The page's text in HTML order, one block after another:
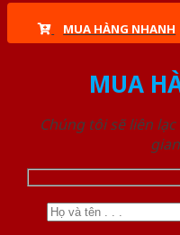
MUA HÀNG NHANH
MUA
Chúng tôi sẽ liên